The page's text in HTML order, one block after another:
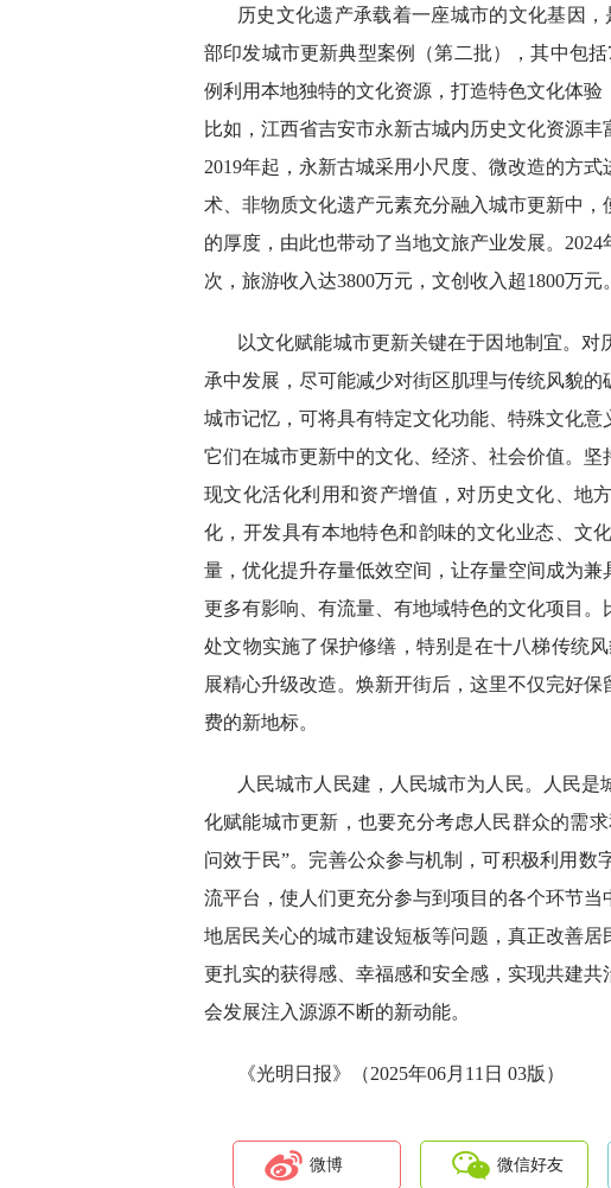
历史文化遗产承载着一座城市的文化基因
部印发城市更新典型案例（第二批），其中包
例利用本地独特的文化资源，打造特色文化体验
比如，江西省吉安市永新古城内历史文化资源
2019年起，永新古城采用小尺度、微改造的方
术、非物质文化遗产元素充分融入城市更新中
的厚度，由此也带动了当地文旅产业发展。
次，旅游收入达3800万元，文创收入超1800万元。
以文化赋能城市更新关键在于因地制宜。
承中发展，尽可能减少对街区肌理与传统风貌
城市记忆，可将具有特定文化功能、特殊文化
它们在城市更新中的文化、经济、社会价值。
现文化活化利用和资产增值，对历史文化、地
化，开发具有本地特色和韵味的文化业态、文
量，优化提升存量低效空间，让存量空间成为
更多有影响、有流量、有地域特色的文化项目
处文物实施了保护修缮，特别是在十八梯传统
展精心升级改造。焕新开街后，这里不仅完好
费的新地标。
人民城市人民建，人民城市为人民。人民
化赋能城市更新，也要充分考虑人民群众的需
问效于民”。完善公众参与机制，可积极利用数
流平台，使人们更充分参与到项目的各个环节
地居民关心的城市建设短板等问题，真正改善
更扎实的获得感、幸福感和安全感，实现共建
会发展注入源源不断的新动能。
《光明日报》（2025年06月11日 03版）
微博 微信好友